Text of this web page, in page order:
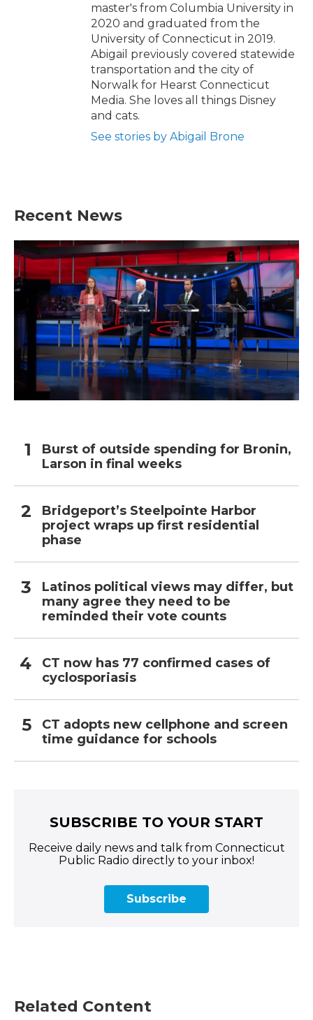
master's from Columbia University in
2020 and graduated from the
University of Connecticut in 2019.
Abigail previously covered statewide
transportation and the city of
Norwalk for Hearst Connecticut
Media. She loves all things Disney
and cats.
See stories by Abigail Brone
Recent News
Burst of outside spending for Bronin,
Larson in final weeks
Bridgeport’s Steelpointe Harbor
project wraps up first residential
phase
Latinos political views may differ, but
many agree they need to be
reminded their vote counts
CT now has 77 confirmed cases of
cyclosporiasis
CT adopts new cellphone and screen
time guidance for schools
SUBSCRIBE TO YOUR START
Receive daily news and talk from Connecticut
Public Radio directly to your inbox!
Subscribe
Related Content